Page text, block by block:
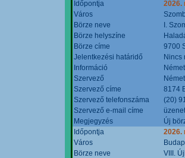
Időpontja
2026.
Város
Börze neve
I.
Börze helyszíne
Börze címe
9700
Jelentkezési határidő
Nincs
Információ
Szervező
Szervező címe
8174
Szervező telefonszáma
(20)
Szervező e-mail címe
Megjegyzés
Új
Időpontja
2026.
Város
Börze neve
VIII.